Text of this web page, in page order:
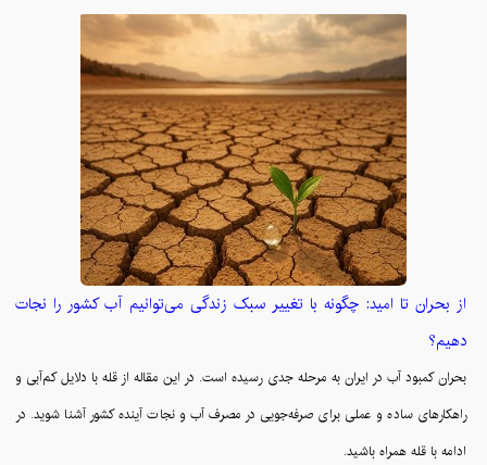
از بحران تا امید: چگونه با تغییر سبک زندگی می‌توانیم آب کشور را نجات
دهیم؟
بحران کمبود آب در ایران به مرحله جدی رسیده است. در این مقاله از قله با دلایل کم‌آبی و
راهکارهای ساده و عملی برای صرفه‌جویی در مصرف آب و نجات آینده کشور آشنا شوید. در
ادامه با قله همراه باشید.